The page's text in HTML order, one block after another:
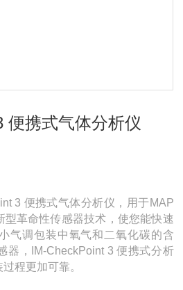
便携式气体分析仪
3 便携式气体分析仪，用于MAP
革命性传感器技术，使您能快速
气调包装中氧气和二氧化碳的含
器，IM-CheckPoint 3 便携式分析
更加可靠。